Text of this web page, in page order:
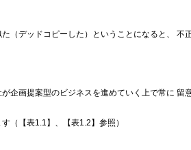
（デッドコピーした）ということになると、 不
企画提案型のビジネスを進めていく上で常に 留
（【表1.1】、【表1.2】参照）